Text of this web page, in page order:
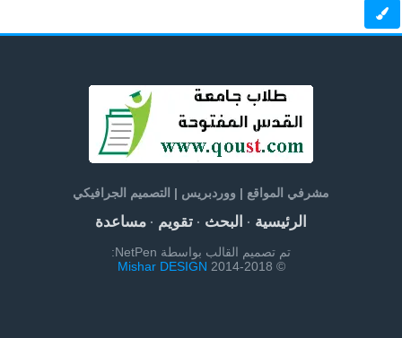
مشرفي المواقع | ووردبريس | التصميم الجرافيكي
الرئيسية· البحث· تقويم· مساعدة
تم تصميم القالب بواسطة NetPen:
© 2014-2018
Mishar DESIGN